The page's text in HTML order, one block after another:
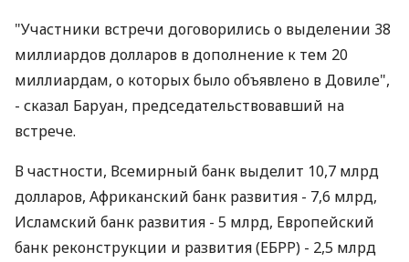
"Участники встречи договорились о выделении 38
миллиардов долларов в дополнение к тем 20
миллиардам, о которых было объявлено в Довиле",
- сказал Баруан, председательствовавший на
встрече.
В частности, Всемирный банк выделит 10,7 млрд
долларов, Африканский банк развития - 7,6 млрд,
Исламский банк развития - 5 млрд, Европейский
банк реконструкции и развития (ЕБРР) - 2,5 млрд